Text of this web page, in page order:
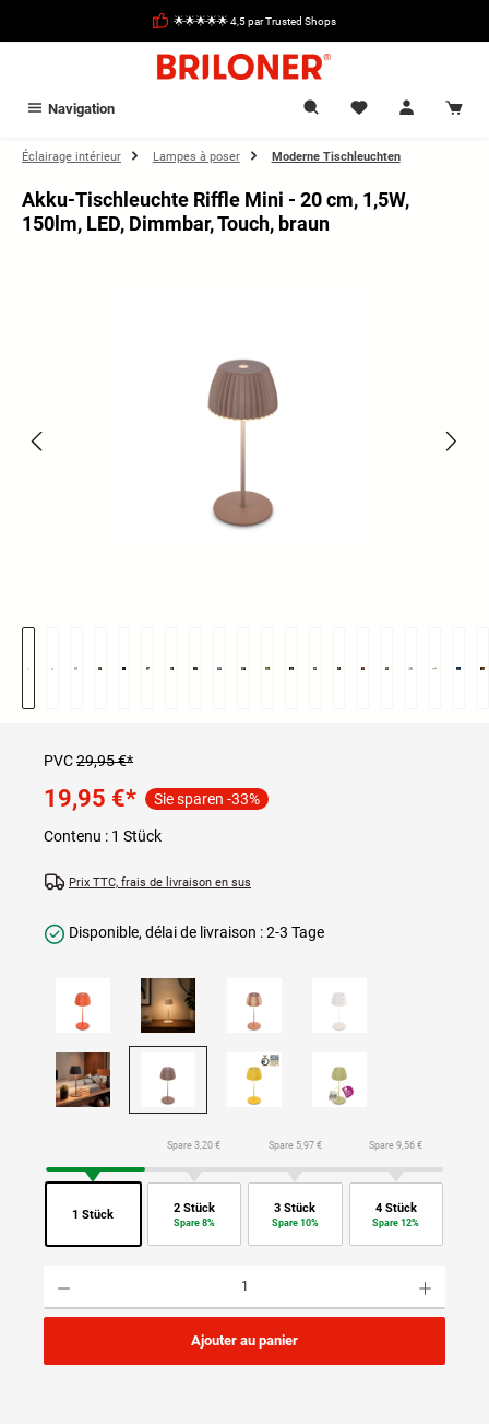
🌟🌟🌟🌟🌟 4,5 par Trusted Shops
Navigation
Éclairage intérieur Lampes à poser Moderne Tischleuchten
Akku-Tischleuchte Riffle Mini - 20 cm, 1,5W,
150lm, LED, Dimmbar, Touch, braun
PVC29,95 €*
19,95 €* Sie sparen -33%
Contenu : 1 Stück
Prix TTC, frais de livraison en sus
Disponible, délai de livraison : 2-3 Tage
1 Stück
Spare 3,20 €
2 Stück
Spare 8%
Spare 5,97 €
3 Stück
Spare 10%
Spare 9,56 €
4 Stück
Spare 12%
Ajouter au panier